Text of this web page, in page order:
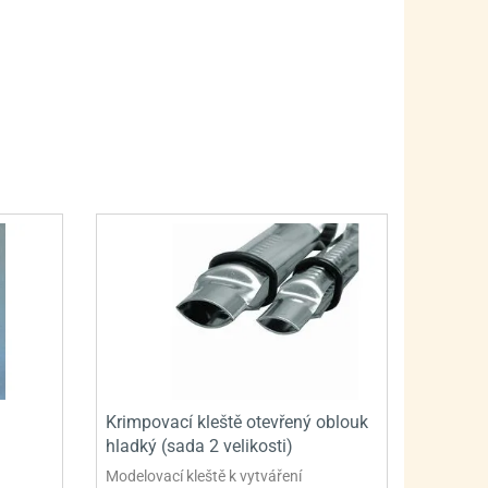
Krimpovací kleště otevřený oblouk
hladký (sada 2 velikosti)
Modelovací kleště k vytváření